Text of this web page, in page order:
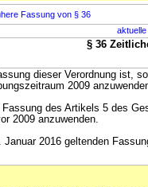
Fassung von § 36
§ 36
dieser Verordnung ist,
2009
des Artikels 5 des
2009 anzuwenden.
Januar 2016 geltenden